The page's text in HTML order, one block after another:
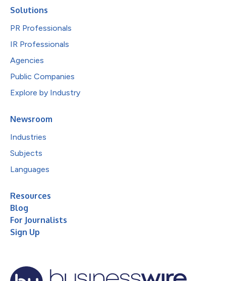
Solutions
PR Professionals
IR Professionals
Agencies
Public Companies
Explore by Industry
Newsroom
Industries
Subjects
Languages
Resources
Blog
For Journalists
Sign Up